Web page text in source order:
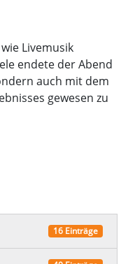
Livemusik
endete der Abend
auch mit dem
gewesen zu
16 Einträge